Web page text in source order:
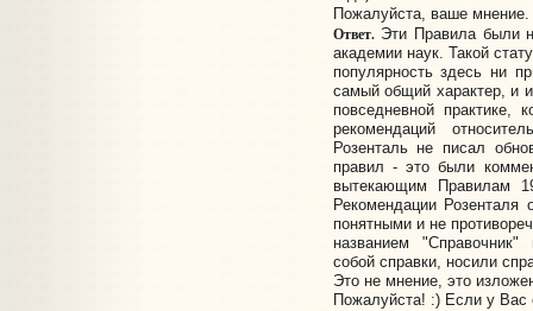
Пожалуйста, ваше мнение.
Ответ.Эти Правила были
академии наук. Такой
популярность здесь ни
самый общий характер, и
повседневной практике,
рекомендаций
Розенталь не писал
правил - это были
вытекающим Правилам
Рекомендации Розенталя
понятными и не
названием
собой справки, носили
Это не мнение, это
Пожалуйста! :) Если у Вас